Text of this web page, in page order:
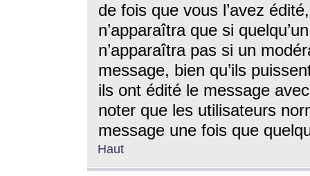
de fois que vous l’avez
n’apparaîtra que si
n’apparaîtra pas si un
message, bien qu’ils
ils ont édité le message
noter que les utilisateurs
message une fois que
Haut